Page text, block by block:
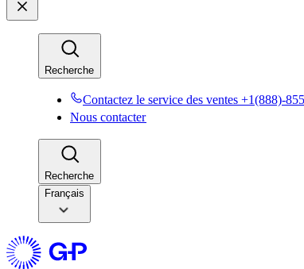
Recherche​​
Contactez le service des ventes +1(888)-
Nous contacter​​
Recherche​​
Français